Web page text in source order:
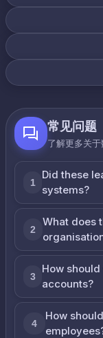
常见问题
了解更多关
1
Did these
systems?
2
What does
3
How
accounts?
4
How